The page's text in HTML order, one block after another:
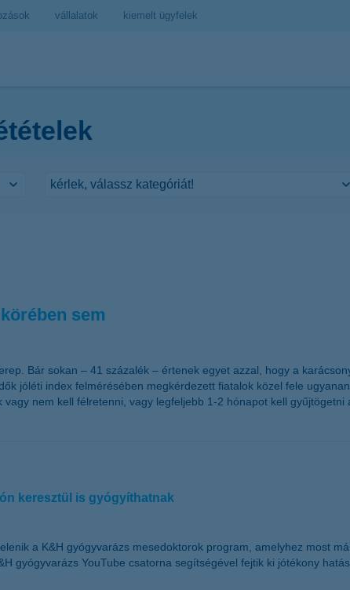
vállalatok kiemelt ügyfelek
sem
Bár sokan – 41 százalék – értenek egyet azzal, hogy a
jóléti index felmérésében megkérdezett fiatalok közel fele
nem kell félretenni, vagy legfeljebb 1-2 hónapot kell
keresztül is gyógyíthatnak
a K&H gyógyvarázs mesedoktorok program, amelyhez most
gyógyvarázs YouTube csatorna segítségével fejtik ki jótékony